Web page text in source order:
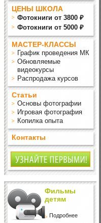
ЦЕНЫ ШКОЛА
Фотокниги от 3800 ₽
Фотокниги от 5000 ₽
МАСТЕР-КЛАССЫ
График проведения МК
Обновляемые
видеокурсы
Распродажа курсов
Статьи
Основы фотографии
Игровая фотография
Копилка опыта
Контакты
Фильмы
детям
Подробнее